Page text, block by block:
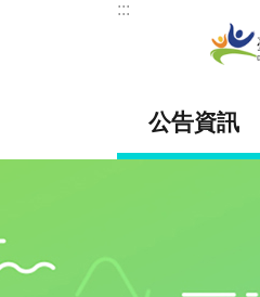
跳到主要內容區塊
:::
公告資訊